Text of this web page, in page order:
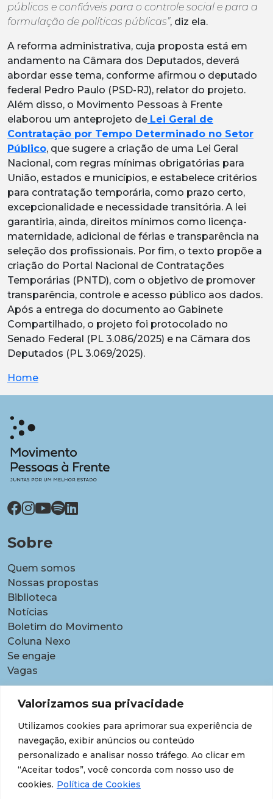
Valorizamos sua privacidade
Utilizamos cookies para aprimorar sua experiência de
navegação, exibir anúncios ou conteúdo
personalizado e analisar nosso tráfego. Ao clicar em
“Aceitar todos”, você concorda com nosso uso de
cookies. Política de Cookies
públicos e confiáveis para o controle social e para a
formulação de políticas públicas”, diz ela.
A reforma administrativa, cuja proposta está em
andamento na Câmara dos Deputados, deverá
abordar esse tema, conforme afirmou o deputado
federal Pedro Paulo (PSD-RJ), relator do projeto.
Além disso, o Movimento Pessoas à Frente
elaborou um anteprojeto de Lei Geral de
Contratação por Tempo Determinado no Setor
Público, que sugere a criação de uma Lei Geral
Nacional, com regras mínimas obrigatórias para
União, estados e municípios, e estabelece critérios
para contratação temporária, como prazo certo,
excepcionalidade e necessidade transitória. A lei
garantiria, ainda, direitos mínimos como licença-
maternidade, adicional de férias e transparência na
seleção dos profissionais. Por fim, o texto propõe a
criação do Portal Nacional de Contratações
Temporárias (PNTD), com o objetivo de promover
transparência, controle e acesso público aos dados.
Após a entrega do documento ao Gabinete
Compartilhado, o projeto foi protocolado no
Senado Federal (PL 3.086/2025) e na Câmara dos
Deputados (PL 3.069/2025).
Home
Sobre
Quem somos
Nossas propostas
Biblioteca
Notícias
Boletim do Movimento
Coluna Nexo
Se engaje
Vagas
Pautas
Carreiras
Contratações temporárias
Equidade étnico-racial
Equidade para Mulheres
Gestão de desempenho e desenvolvimento